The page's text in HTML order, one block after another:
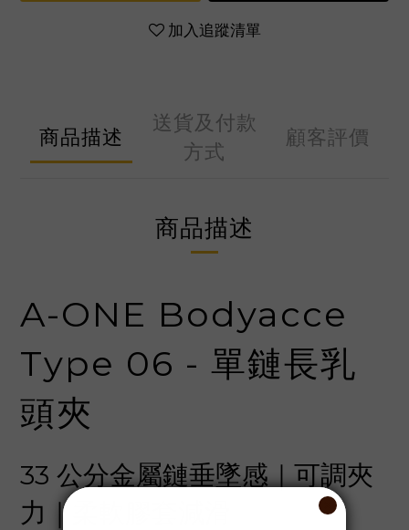
加入追蹤清單
商品描述
送貨及付款
方式
顧客評價
商品描述
A-ONE Bodyacce
Type 06 - 單鏈長乳
頭夾
33 公分金屬鏈垂墜感｜可調夾
力｜柔軟膠套減滑